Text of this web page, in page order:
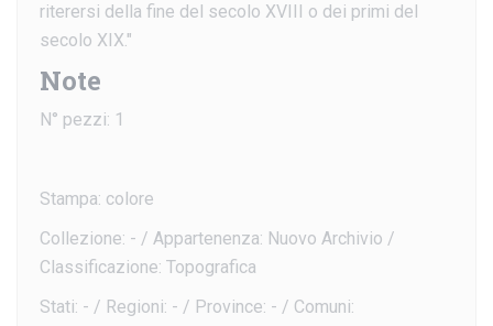
riterersi della fine del secolo XVIII o dei primi del
secolo XIX."
Note
N° pezzi: 1
Stampa: colore
Collezione: - / Appartenenza: Nuovo Archivio /
Classificazione: Topografica
Stati: - / Regioni: - / Province: - / Comuni: